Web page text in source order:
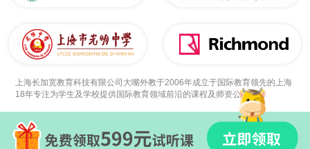
上海长加宽教育科技有限公司大嘴外教于2006年成立于国际教育领先的上海
18年专注为学生及学校提供国际教育领域前沿的课程及师资公司。